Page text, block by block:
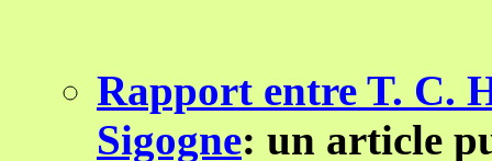
Rapport entre T. C.
Sigogne: un article